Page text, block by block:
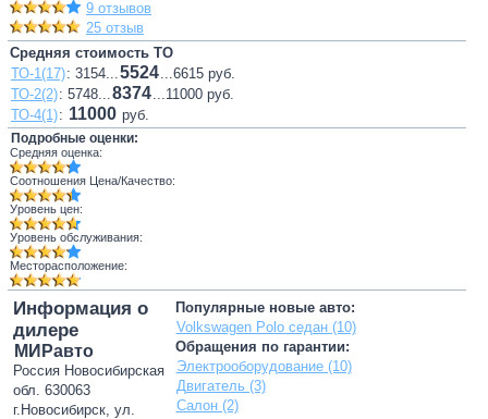
9 отзывов
25 отзыв
Средняя стоимость ТО
ТО-1(17): 3154...5524...6615 руб.
ТО-2(2): 5748...8374...11000 руб.
ТО-4(1): 11000 руб.
Подробные оценки:
Средняя оценка:
Соотношения Цена/Качество:
Уровень цен:
Уровень обслуживания:
Месторасположение:
Популярные новые авто:
Volkswagen Polo седан (10)
Обращения по гарантии:
Электрооборудование (10)
Двигатель (3)
Салон (2)
Информация о
дилере
МИРавто
Россия Новосибирская
обл. 630063
г.Новосибирск, ул.